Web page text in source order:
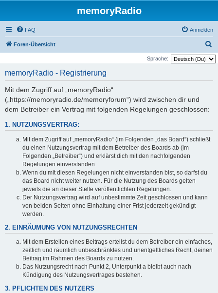
memoryRadio
FAQ Anmelden
Foren-Übersicht
u
Sprache:
memoryRadio - Registrierung
Mit dem Zugriff auf „memoryRadio“
(„https://memoryradio.de/memoryforum“) wird zwischen dir und
dem Betreiber ein Vertrag mit folgenden Regelungen geschlossen:
1. NUTZUNGSVERTRAG:
Mit dem Zugriff auf „memoryRadio“ (im Folgenden „das Board“) schließt
du einen Nutzungsvertrag mit dem Betreiber des Boards ab (im
Folgenden „Betreiber“) und erklärst dich mit den nachfolgenden
Regelungen einverstanden.
Wenn du mit diesen Regelungen nicht einverstanden bist, so darfst du
das Board nicht weiter nutzen. Für die Nutzung des Boards gelten
jeweils die an dieser Stelle veröffentlichten Regelungen.
Der Nutzungsvertrag wird auf unbestimmte Zeit geschlossen und kann
von beiden Seiten ohne Einhaltung einer Frist jederzeit gekündigt
werden.
2. EINRÄUMUNG VON NUTZUNGSRECHTEN
Mit dem Erstellen eines Beitrags erteilst du dem Betreiber ein einfaches,
zeitlich und räumlich unbeschränktes und unentgeltliches Recht, deinen
Beitrag im Rahmen des Boards zu nutzen.
Das Nutzungsrecht nach Punkt 2, Unterpunkt a bleibt auch nach
Kündigung des Nutzungsvertrages bestehen.
3. PFLICHTEN DES NUTZERS